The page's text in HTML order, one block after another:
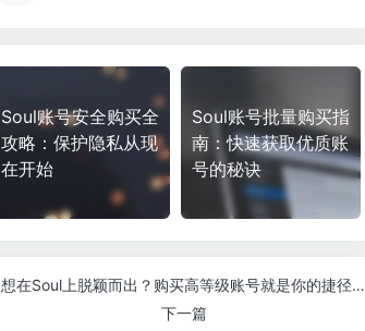
Soul账号安全购买全
攻略：保护隐私从现
在开始
Soul账号批量购买指
南：快速获取优质账
号的秘诀
想在Soul上脱颖而出？购买高等级账号就是你的捷径！
下一篇